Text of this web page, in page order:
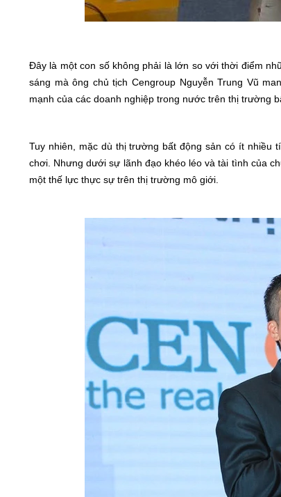
Đây là một con số không phải là lớn so với thời điểm
sáng mà ông chủ tịch Cengroup Nguyễn Trung Vũ
mạnh của các doanh nghiệp trong nước trên thị trường
Tuy nhiên, mặc dù thị trường bất động sản có ít nhiều
chơi. Nhưng dưới sự lãnh đạo khéo léo và tài tình của
một thế lực thực sự trên thị trường mô giới.